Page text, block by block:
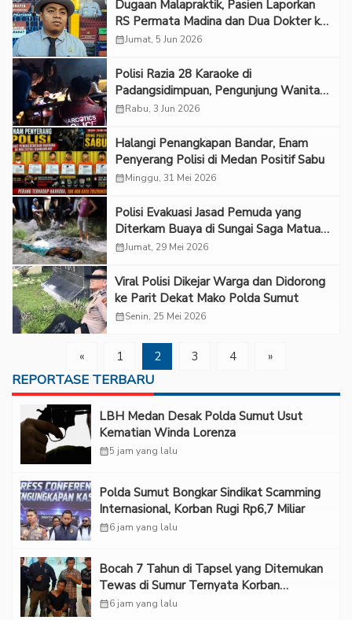
Dugaan Malapraktik, Pasien Laporkan
RS Permata Madina dan Dua Dokter ke
Polisi
calendar_monthJumat, 5 Jun 2026
Polisi Razia 28 Karaoke di
Padangsidimpuan, Pengunjung Wanita
Positif Nyabu
calendar_monthRabu, 3 Jun 2026
Halangi Penangkapan Bandar, Enam
Penyerang Polisi di Medan Positif Sabu
calendar_monthMinggu, 31 Mei 2026
Polisi Evakuasi Jasad Pemuda yang
Diterkam Buaya di Sungai Saga Matua
Tapteng
calendar_monthJumat, 29 Mei 2026
Viral Polisi Dikejar Warga dan Didorong
ke Parit Dekat Mako Polda Sumut
calendar_monthSenin, 25 Mei 2026
« 1 2 3 4 »
REPORTASE TERBARU
LBH Medan Desak Polda Sumut Usut
Kematian Winda Lorenza
calendar_month5 jam yang lalu
Polda Sumut Bongkar Sindikat Scamming
Internasional, Korban Rugi Rp6,7 Miliar
calendar_month6 jam yang lalu
Bocah 7 Tahun di Tapsel yang Ditemukan
Tewas di Sumur Ternyata Korban
Kekerasan Seksual
calendar_month6 jam yang lalu